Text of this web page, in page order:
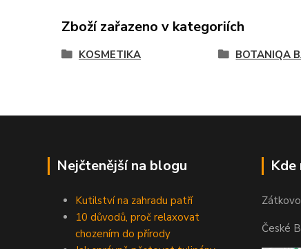
Zboží zařazeno v kategoriích
KOSMETIKA BOTANIQA
Nejčtenější na blogu
Kutilství na zahradu patří
10 důvodů, proč relaxovat
chozením do přírody
Kde
České